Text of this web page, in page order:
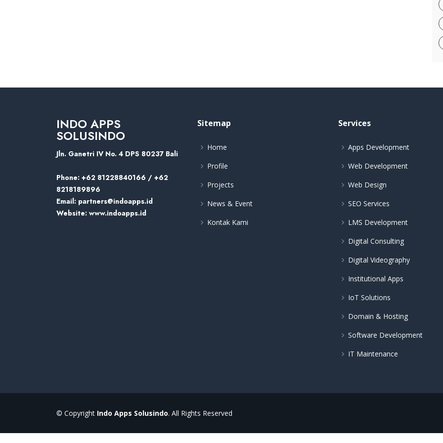
INDO APPS
SOLUSINDO
Jln. Ganetri IV No. 4 DPS 80237 Bali
Phone: +62 81228840166 / +62
8218189896
Email: partners@indoapps.id
Website: www.indoapps.id
Sitemap
Home
Profile
Projects
News & Event
Kontak Kami
Services
Apps Development
Web Development
Web Design
SEO Services
LMS Development
Digital Consulting
Digital Videography
Institutional Apps
IoT Solutions
Domain & Hosting
Software Development
IT Maintenance
© Copyright Indo Apps Solusindo. All Rights Reserved